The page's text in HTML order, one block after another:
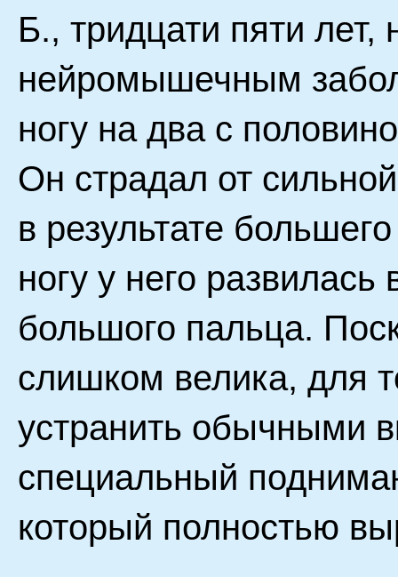
Б., тридцати пяти лет,
нейромышечным
ногу на два с
Он страдал от
в результате
ногу у него
большого пальца.
слишком велика, для
устранить обычными
специальный
который полностью